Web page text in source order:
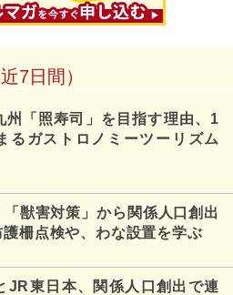
7日間）
州「照寿司」を目指す理由、1
るガストロノミーツーリズム
獣害対策」から関係人口創出
柵点検や、わな設置を学ぶ
JR東日本、関係人口創出で連